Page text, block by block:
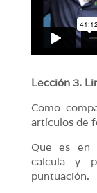
Lección 3.
Como
artículos de
Que es en
calcula y
puntuación.